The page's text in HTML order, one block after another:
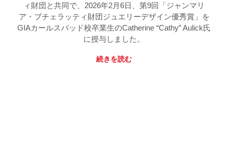
ィ財団と共同で、2026年2月6日、第9回「ジャンマリ
ア・ブチェラッティ財団ジュエリーデザイン優秀賞」を
GIAカールスバッド校卒業生のCatherine “Cathy” Aulick氏
に授与しました。
続きを読む